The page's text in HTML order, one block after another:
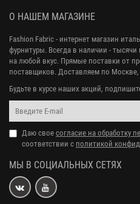
О НАШЕМ МАГАЗИНЕ
Fashion Fabric - интернет магазин
фурнитуры. Всегда в наличии -
на любой вкус. Прямые поставки от
поставщиков. Доставляем по Москве,
Будьте в курсе наших акций,
Даю свое согласие на обработку
соответствии с политикой
МЫ В СОЦИАЛЬНЫХ СЕТЯХ